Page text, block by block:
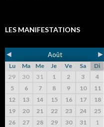
LES MANIFESTATIONS
◄ Août ►
Lu Ma Me Je Ve Sa
Di
29
30 31 1 2 3
4
5
6 7 8 9 10
11
12
13 14 15 16 17
18
19
20 21 22 23 24
25
26
27 28 29 30 31 1